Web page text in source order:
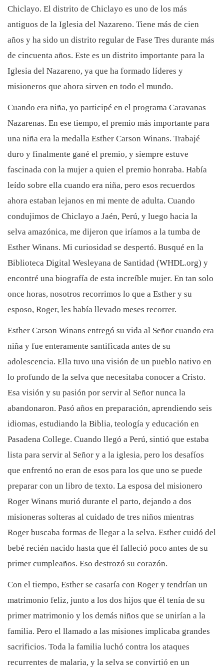
Chiclayo. El distrito de Chiclayo es uno de los más
antiguos de la Iglesia del Nazareno. Tiene más de cien
años y ha sido un distrito regular de Fase Tres durante más
de cincuenta años. Este es un distrito importante para la
Iglesia del Nazareno, ya que ha formado líderes y
misioneros que ahora sirven en todo el mundo.
Cuando era niña, yo participé en el programa Caravanas
Nazarenas. En ese tiempo, el premio más importante para
una niña era la medalla Esther Carson Winans. Trabajé
duro y finalmente gané el premio, y siempre estuve
fascinada con la mujer a quien el premio honraba. Había
leído sobre ella cuando era niña, pero esos recuerdos
ahora estaban lejanos en mi mente de adulta. Cuando
condujimos de Chiclayo a Jaén, Perú, y luego hacia la
selva amazónica, me dijeron que iríamos a la tumba de
Esther Winans. Mi curiosidad se despertó. Busqué en la
Biblioteca Digital Wesleyana de Santidad (WHDL.org) y
encontré una biografía de esta increíble mujer. En tan solo
once horas, nosotros recorrimos lo que a Esther y su
esposo, Roger, les había llevado meses recorrer.
Esther Carson Winans entregó su vida al Señor cuando era
niña y fue enteramente santificada antes de su
adolescencia. Ella tuvo una visión de un pueblo nativo en
lo profundo de la selva que necesitaba conocer a Cristo.
Esa visión y su pasión por servir al Señor nunca la
abandonaron. Pasó años en preparación, aprendiendo seis
idiomas, estudiando la Biblia, teología y educación en
Pasadena College. Cuando llegó a Perú, sintió que estaba
lista para servir al Señor y a la iglesia, pero los desafíos
que enfrentó no eran de esos para los que uno se puede
preparar con un libro de texto. La esposa del misionero
Roger Winans murió durante el parto, dejando a dos
misioneras solteras al cuidado de tres niños mientras
Roger buscaba formas de llegar a la selva. Esther cuidó del
bebé recién nacido hasta que él falleció poco antes de su
primer cumpleaños. Eso destrozó su corazón.
Con el tiempo, Esther se casaría con Roger y tendrían un
matrimonio feliz, junto a los dos hijos que él tenía de su
primer matrimonio y los demás niños que se unirían a la
familia. Pero el llamado a las misiones implicaba grandes
sacrificios. Toda la familia luchó contra los ataques
recurrentes de malaria, y la selva se convirtió en un